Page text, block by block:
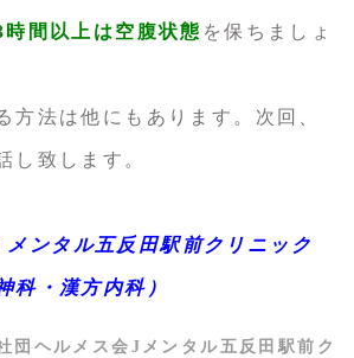
時間以上は空腹状態 を保ちましょ
方法は他にもあります。次回、
し致します。
ンタル五反田駅前クリニック
科・漢方内科）
団ヘルメス会Jメンタル五反田駅前ク